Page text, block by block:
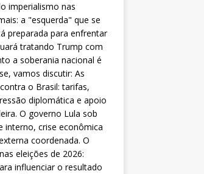
imperialismo nas
a "esquerda" que se
preparada para enfrentar
tratando Trump com
a soberania nacional é
vamos discutir: As
o Brasil: tarifas,
diplomática e apoio
O governo Lula sob
interno, crise econômica
coordenada. O
eleições de 2026:
influenciar o resultado